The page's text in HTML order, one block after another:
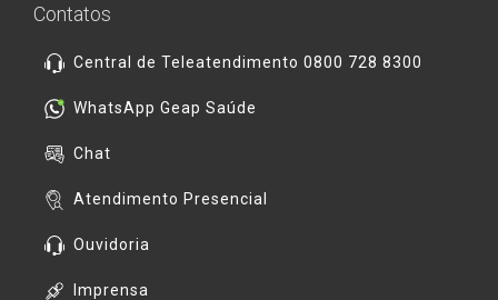
Contatos
Central de Teleatendimento 0800 728 8300
WhatsApp Geap Saúde
Chat
Atendimento Presencial
Ouvidoria
Imprensa